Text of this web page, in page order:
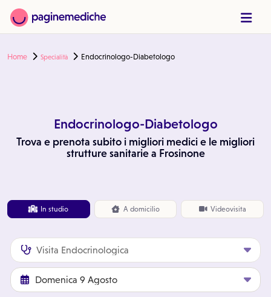
Home Specialità Endocrinologo-Diabetologo
Endocrinologo-Diabetologo
Trova e prenota subito i migliori medici e le migliori
strutture sanitarie a Frosinone
In studio A domicilio Videovisita